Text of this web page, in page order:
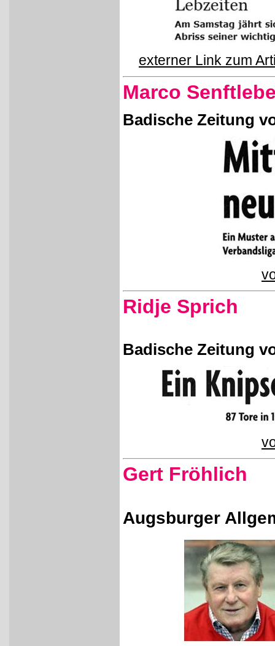
externer Link zum
Marco
Badische Zeitung
Ridje Sprich
Badische Zeitung
Gert Fröhlich
Augsburger